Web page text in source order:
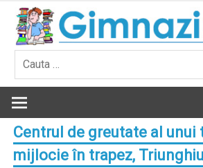
Skip
content
Centrul de greutate al unui
mijlocie în trapez,